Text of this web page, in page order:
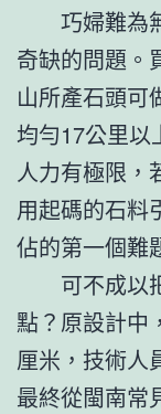
巧婦難為無
奇缺的問題。
山所產石頭可
均勻17公里以
人力有極限，
用起碼的石料
佔的第一個難
可不成以把
點？原設計中
厘米，技術人
最終從閩南